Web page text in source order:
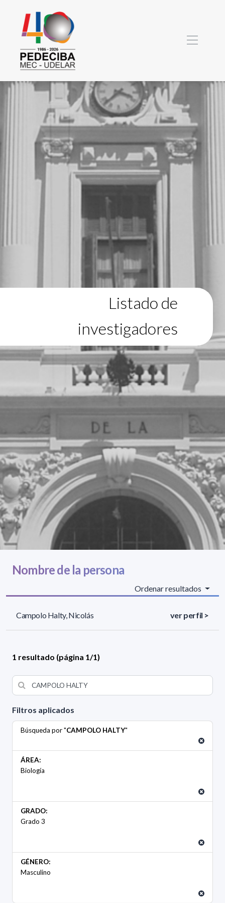
Listado de
investigadores
Filtros aplicados
Búsqueda por "CAMPOLO HALTY"
ÁREA:
Biología
GRADO:
Grado 3
GÉNERO:
Masculino
Nombre de la persona
Ordenar resultados
Campolo Halty, Nicolás ver perfil >
1 resultado (página 1/1)